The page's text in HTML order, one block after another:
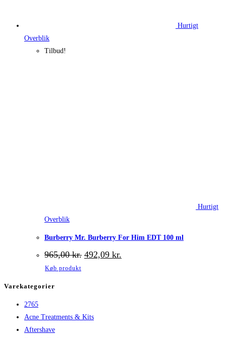
Hurtigt
Overblik
Tilbud!
Hurtigt
Overblik
Burberry Mr. Burberry For Him EDT 100 ml
965,00kr. Den
oprindelige
492,09 kr.
aktuelle
Køb produkt
Varekategorier
2765
Acne Treatments & Kits
Aftershave